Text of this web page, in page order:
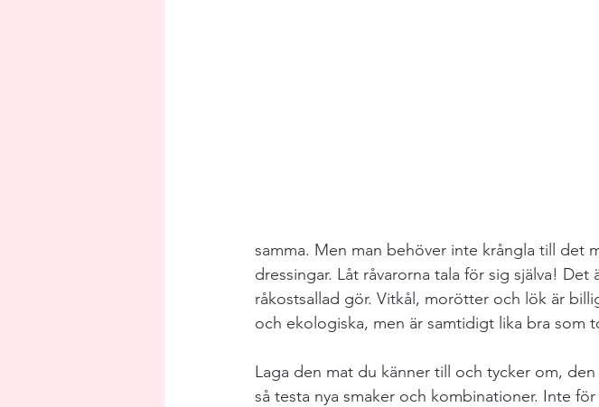
samma. Men man behöver inte krångla till det
dressingar. Låt råvarorna tala för sig själva!
råkostsallad gör. Vitkål, morötter och lök är
och ekologiska, men är samtidigt lika bra som
Laga den mat du känner till och tycker om,
så testa nya smaker och kombinationer. Inte